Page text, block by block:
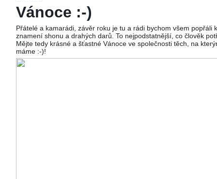
Vánoce :-)
Přátelé a kamarádi, závěr roku je tu a rádi bychom všem
znamení shonu a drahých darů. To nejpodstatnější, co člověk
Mějte tedy krásné a šťastné Vánoce ve společnosti těch, na
máme :-)!